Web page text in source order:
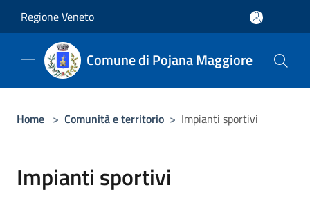
Regione Veneto
Comune di Pojana Maggiore
Home > Comunità e territorio > Impianti sportivi
Impianti sportivi